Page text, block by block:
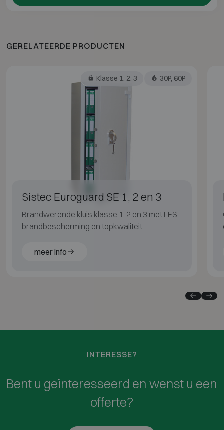
GERELATEERDE PRODUCTEN
Klasse 1, 2, 3 30P, 60P
Sistec Euroguard SE 1, 2 en 3
Brandwerende kluis klasse 1, 2 en 3 met LFS-
brandbescherming en topkwaliteit.
meer info
INTERESSE?
Bent u geïnteresseerd en wenst u een
offerte?